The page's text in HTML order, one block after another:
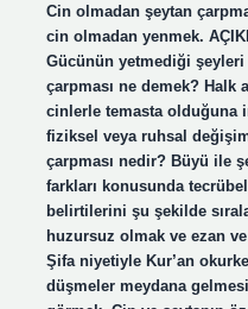
Cin olmadan şeytan
cin olmadan yenmek.
Gücünün yetmediği şeyleri
çarpması ne demek? Halk
cinlerle temasta olduğuna
fiziksel veya ruhsal
çarpması nedir? Büyü ile
farkları konusunda
belirtilerini şu şekilde
huzursuz olmak ve ezan
Şifa niyetiyle Kur’an
düşmeler meydana